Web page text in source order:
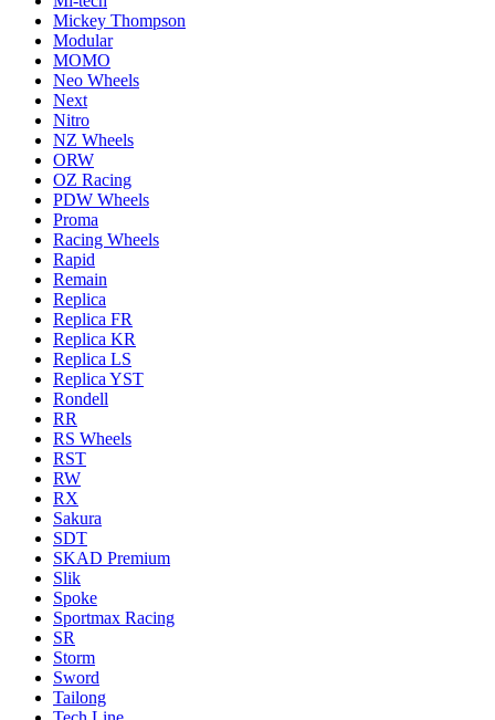
Mickey Thompson
Modular
MOMO
Neo Wheels
Next
Nitro
NZ Wheels
ORW
OZ Racing
PDW Wheels
Proma
Racing Wheels
Rapid
Remain
Replica
Replica FR
Replica KR
Replica LS
Replica YST
Rondell
RR
RS Wheels
RST
RW
RX
Sakura
SDT
SKAD Premium
Slik
Spoke
Sportmax Racing
SR
Storm
Sword
Tailong